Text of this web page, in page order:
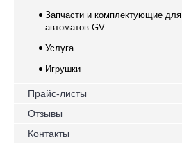
Запчасти и комплектующие для
автоматов GV
Услуга
Игрушки
Прайс-листы
Отзывы
Контакты